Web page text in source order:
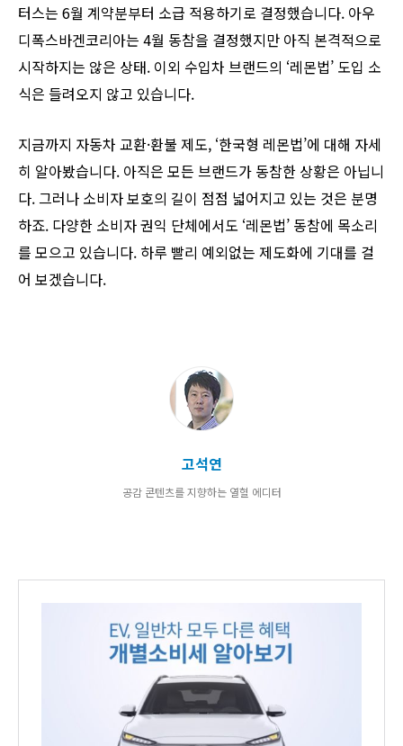
터스는 6월 계약분부터 소급 적용하기로 결정했습니다. 아우
디폭스바겐코리아는 4월 동참을 결정했지만 아직 본격적으로
시작하지는 않은 상태. 이외 수입차 브랜드의 ‘레몬법’ 도입 소
식은 들려오지 않고 있습니다.
지금까지 자동차 교환·환불 제도, ‘한국형 레몬법’에 대해 자세
히 알아봤습니다. 아직은 모든 브랜드가 동참한 상황은 아닙니
다. 그러나 소비자 보호의 길이 점점 넓어지고 있는 것은 분명
하죠. 다양한 소비자 권익 단체에서도 ‘레몬법’ 동참에 목소리
를 모으고 있습니다. 하루 빨리 예외없는 제도화에 기대를 걸
어 보겠습니다.
고석연
공감 콘텐츠를 지향하는 열혈 에디터